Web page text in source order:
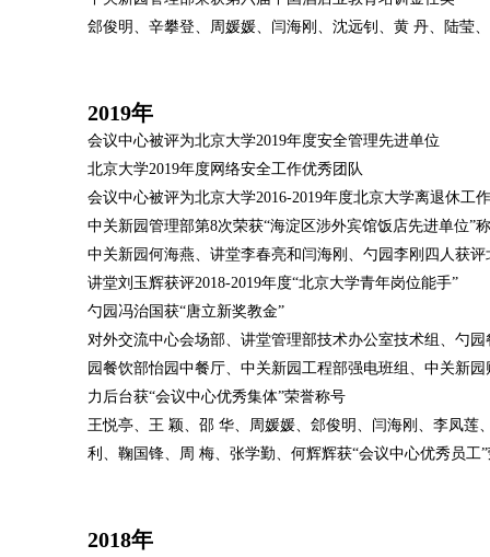
郐俊明、辛攀登、周媛媛、闫海刚、沈远钊、黄 丹、陆莹
2019年
会议中心被评为北京大学2019年度安全管理先进单位
北京大学2019年度网络安全工作优秀团队
会议中心被评为北京大学2016-2019年度北京大学离退休工
中关新园管理部第8次荣获“海淀区涉外宾馆饭店先进单位”
中关新园何海燕、讲堂李春亮和闫海刚、勺园李刚四人获
讲堂刘玉辉获评2018-2019年度“北京大学青年岗位能手”
勺园冯治国获“唐立新奖教金”
对外交流中心会场部、讲堂管理部技术办公室技术组、勺
园餐饮部怡园中餐厅、中关新园工程部强电班组、中关新
力后台获“会议中心优秀集体”荣誉称号
王悦亭、王 颖、邵 华、周媛媛、郐俊明、闫海刚、李凤
利、鞠国锋、周 梅、张学勤、何辉辉获“会议中心优秀员工
2018年